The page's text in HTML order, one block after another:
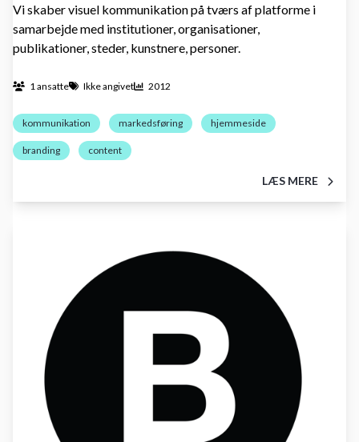
Vi skaber visuel kommunikation på tværs af platforme i
samarbejde med institutioner, organisationer,
publikationer, steder, kunstnere, personer.
1 ansatte Ikke angivet 2012
kommunikation markedsføring hjemmeside
branding content
LÆS MERE